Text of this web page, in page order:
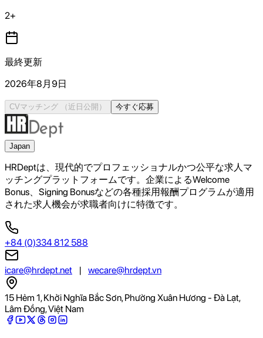
2+
最終更新
2026年8月9日
CVマッチング （近日公開） 今すぐ応募
Japan
HRDeptは、現代的でプロフェッショナルかつ公平な求人マ
ッチングプラットフォームです。企業によるWelcome
Bonus、Signing Bonusなどの各種採用報酬プログラムが適用
された求人機会が求職者向けに特徴です。
+84 (0)334 812 588
icare@hrdept.net | wecare@hrdept.vn
15 Hẻm 1, Khởi Nghĩa Bắc Sơn, Phường Xuân Hương - Đà Lạt,
Lâm Đồng, Việt Nam